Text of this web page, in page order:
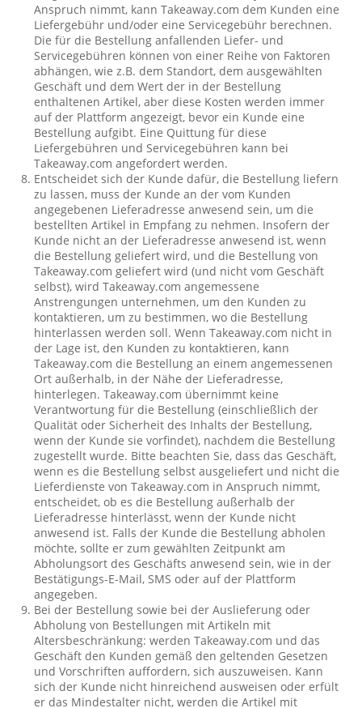
Anspruch nimmt, kann Takeaway.com dem Kunden eine
Liefergebühr und/oder eine Servicegebühr berechnen.
Die für die Bestellung anfallenden Liefer- und
Servicegebühren können von einer Reihe von Faktoren
abhängen, wie z.B. dem Standort, dem ausgewählten
Geschäft und dem Wert der in der Bestellung
enthaltenen Artikel, aber diese Kosten werden immer
auf der Plattform angezeigt, bevor ein Kunde eine
Bestellung aufgibt. Eine Quittung für diese
Liefergebühren und Servicegebühren kann bei
Takeaway.com angefordert werden.
Entscheidet sich der Kunde dafür, die Bestellung liefern
zu lassen, muss der Kunde an der vom Kunden
angegebenen Lieferadresse anwesend sein, um die
bestellten Artikel in Empfang zu nehmen. Insofern der
Kunde nicht an der Lieferadresse anwesend ist, wenn
die Bestellung geliefert wird, und die Bestellung von
Takeaway.com geliefert wird (und nicht vom Geschäft
selbst), wird Takeaway.com angemessene
Anstrengungen unternehmen, um den Kunden zu
kontaktieren, um zu bestimmen, wo die Bestellung
hinterlassen werden soll. Wenn Takeaway.com nicht in
der Lage ist, den Kunden zu kontaktieren, kann
Takeaway.com die Bestellung an einem angemessenen
Ort außerhalb, in der Nähe der Lieferadresse,
hinterlegen. Takeaway.com übernimmt keine
Verantwortung für die Bestellung (einschließlich der
Qualität oder Sicherheit des Inhalts der Bestellung,
wenn der Kunde sie vorfindet), nachdem die Bestellung
zugestellt wurde. Bitte beachten Sie, dass das Geschäft,
wenn es die Bestellung selbst ausgeliefert und nicht die
Lieferdienste von Takeaway.com in Anspruch nimmt,
entscheidet, ob es die Bestellung außerhalb der
Lieferadresse hinterlässt, wenn der Kunde nicht
anwesend ist. Falls der Kunde die Bestellung abholen
möchte, sollte er zum gewählten Zeitpunkt am
Abholungsort des Geschäfts anwesend sein, wie in der
Bestätigungs-E-Mail, SMS oder auf der Plattform
angegeben.
Bei der Bestellung sowie bei der Auslieferung oder
Abholung von Bestellungen mit Artikeln mit
Altersbeschränkung: werden Takeaway.com und das
Geschäft den Kunden gemäß den geltenden Gesetzen
und Vorschriften auffordern, sich auszuweisen. Kann
sich der Kunde nicht hinreichend ausweisen oder erfült
er das Mindestalter nicht, werden die Artikel mit